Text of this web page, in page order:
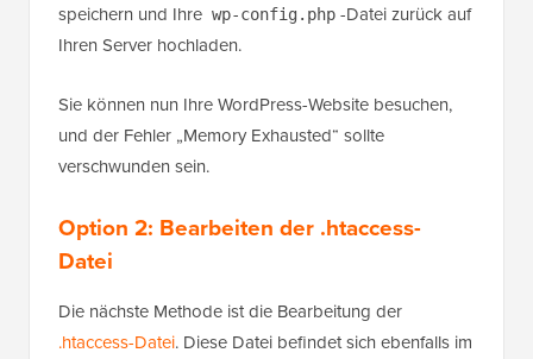
speichern und Ihre wp-config.php -Datei zurück auf
Ihren Server hochladen.
Sie können nun Ihre WordPress-Website besuchen,
und der Fehler „Memory Exhausted“ sollte
verschwunden sein.
Option 2: Bearbeiten der .htaccess-
Datei
Die nächste Methode ist die Bearbeitung der
.htaccess-Datei. Diese Datei befindet sich ebenfalls im